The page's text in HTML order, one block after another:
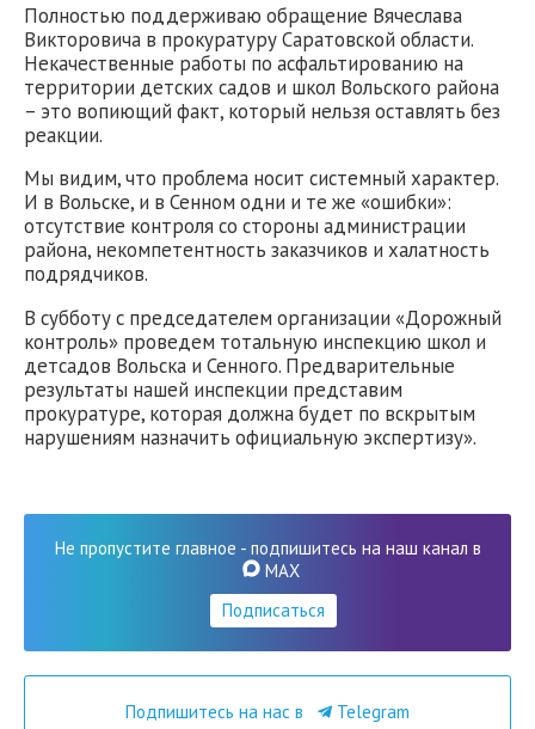
Полностью поддерживаю обращение Вячеслава
Викторовича в прокуратуру Саратовской области.
Некачественные работы по асфальтированию на
территории детских садов и школ Вольского района
– это вопиющий факт, который нельзя оставлять без
реакции.
Мы видим, что проблема носит системный характер.
И в Вольске, и в Сенном одни и те же «ошибки»:
отсутствие контроля со стороны администрации
района, некомпетентность заказчиков и халатность
подрядчиков.
В субботу с председателем организации «Дорожный
контроль» проведем тотальную инспекцию школ и
детсадов Вольска и Сенного. Предварительные
результаты нашей инспекции представим
прокуратуре, которая должна будет по вскрытым
нарушениям назначить официальную экспертизу».
Не пропустите главное - подпишитесь на наш канал в
MAX
Подписаться
Подпишитесь на нас в Telegram